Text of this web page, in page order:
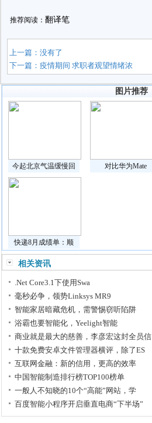
推荐阅读： 翻译笔
上一篇：没有了
下一篇：疫情期间 求职者观望情绪浓
图片推荐
今起北京气温缓慢回 对比华为Mate
快递8月成绩单：顺
相关资讯
.Net Core3.1下使用Swa
毫秒必争，领势Linksys MR9
智能家居暗藏危机，需警惕窃听陷阱
浴霸也要智能化，Yeelight智能
商业就是最大的慈善，李彦宏这封全员信
十款免费安卓文件管理器横评，除了ES
​互联网金融：新的信用，更高的效率
中国智能制造排行榜TOP100榜单
一般人不知晓的10个“高能”网站，学
百度智能小程序开启垂直电商“下半场”